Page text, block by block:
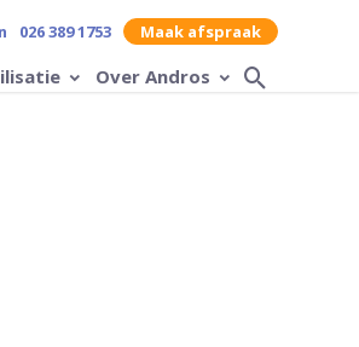
026 389 1753 Maak afspraak
Over Andros